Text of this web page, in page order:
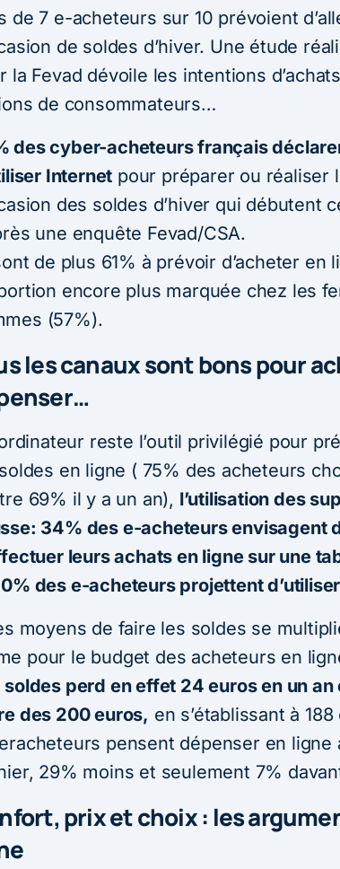
de 7 e-acheteurs sur 10 prévoient
de soldes d’hiver. Une étude
la Fevad dévoile les intentions
de consommateurs…
des cyber-acheteurs français
Internet pour préparer ou réaliser
des soldes d’hiver qui débutent
une enquête Fevad/CSA.
de plus 61% à prévoir d’acheter en
encore plus marquée chez les
(57%).
les canaux sont bons pour
reste l’outil privilégié pour
en ligne ( 75% des acheteurs
69% il y a un an), l’utilisation des
34% des e-acheteurs envisagent
leurs achats en ligne sur une
des e-acheteurs projettent
moyens de faire les soldes se
pour le budget des acheteurs en
soldes perd en effet 24 euros en un an
des 200 euros, en s’établissant à
pensent dépenser en ligne
29% moins et seulement 7%
prix et choix : les